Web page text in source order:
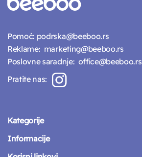
Pomoć: podrska@beeboo.rs
Reklame: marketing@beeboo.rs
Poslovne saradnje: office@beeboo.rs
Pratite nas:
Kategorije
Informacije